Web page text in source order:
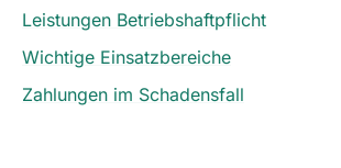
Leistungen Betriebshaftpflicht
Wichtige Einsatzbereiche
Zahlungen im Schadensfall